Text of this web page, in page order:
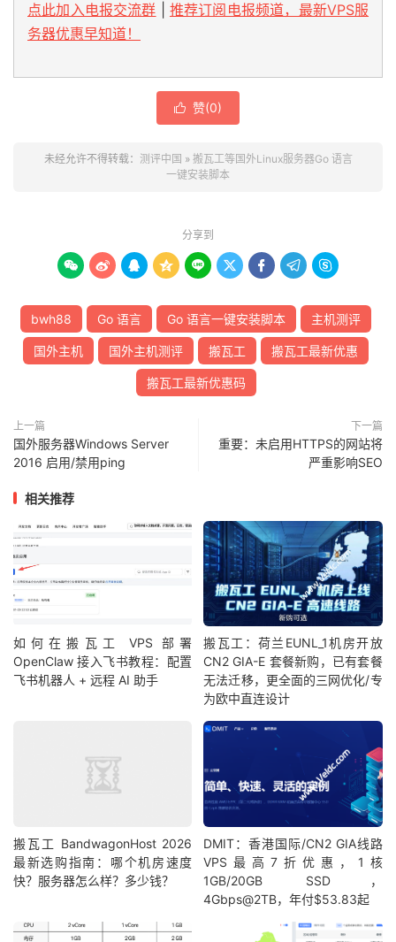
点此加入电报交流群
推荐订阅电报频道，最新VPS服
务器优惠早知道！
 赞(0)
未经允许不得转载： 测评中国 » 搬瓦工等国外Linux服务器Go 语言
一键安装脚本
分享到
        
bwh88 Go 语言 Go 语言一键安装脚本 主机测评
国外主机 国外主机测评 搬瓦工 搬瓦工最新优惠
搬瓦工最新优惠码
上一篇
国外服务器Windows Server
2016 启用/禁用ping
下一篇
重要：未启用HTTPS的网站将
严重影响SEO
相关推荐
如何在搬瓦工 VPS 部署
OpenClaw 接入飞书教程：配置
飞书机器人 + 远程 AI 助手
搬瓦工：荷兰EUNL_1机房开放
CN2 GIA-E 套餐新购，已有套餐
无法迁移，更全面的三网优化/专
为欧中直连设计
搬瓦工 BandwagonHost 2026
最新选购指南：哪个机房速度
快？服务器怎么样？多少钱？
DMIT：香港国际/CN2 GIA线路
VPS最高7折优惠，1核
1GB/20GB SSD，
4Gbps@2TB，年付$53.83起